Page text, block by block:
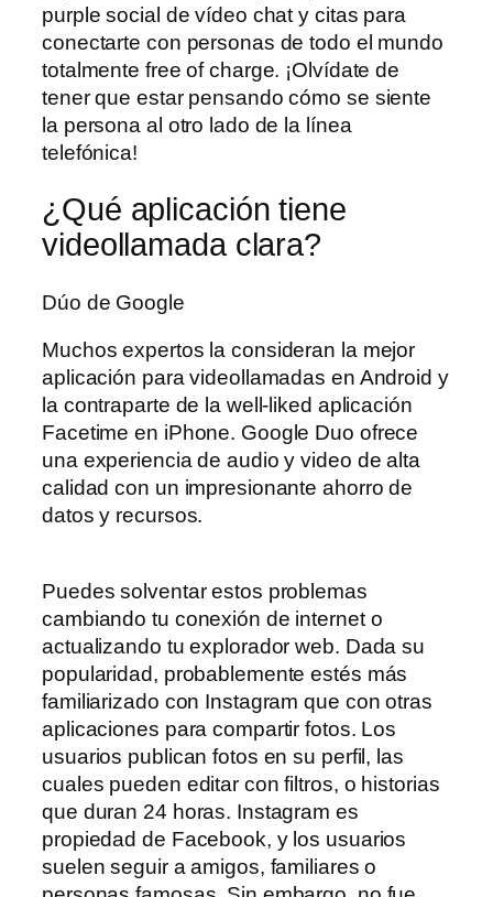
purple social de vídeo chat y citas para
conectarte con personas de todo el mundo
totalmente free of charge. ¡Olvídate de
tener que estar pensando cómo se siente
la persona al otro lado de la línea
telefónica!
¿Qué aplicación tiene
videollamada clara?
Dúo de Google
Muchos expertos la consideran la mejor
aplicación para videollamadas en Android y
la contraparte de la well-liked aplicación
Facetime en iPhone. Google Duo ofrece
una experiencia de audio y video de alta
calidad con un impresionante ahorro de
datos y recursos.
Puedes solventar estos problemas
cambiando tu conexión de internet o
actualizando tu explorador web. Dada su
popularidad, probablemente estés más
familiarizado con Instagram que con otras
aplicaciones para compartir fotos. Los
usuarios publican fotos en su perfil, las
cuales pueden editar con filtros, o historias
que duran 24 horas. Instagram es
propiedad de Facebook, y los usuarios
suelen seguir a amigos, familiares o